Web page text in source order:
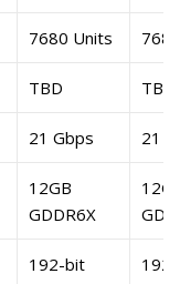
7680 Units
TBD TBD
21 Gbps 21
12GB
GDDR6X
192-bit